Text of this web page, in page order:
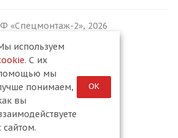
«Спецмонтаж-2», 2026
используем
. С их
мы
понимаем,
вы
сайтом.
ОК